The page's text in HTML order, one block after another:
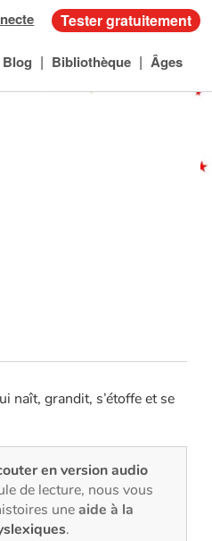
Tester gratuitement
Blog | Bibliothèque | Âges
naît, grandit, s’étoffe et se
en version audio
de lecture, nous vous
uneaide à la
.